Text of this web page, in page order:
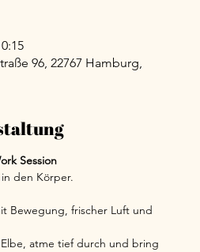
96, 22767 Hamburg,
Session
den Körper.
Bewegung, frischer Luft und
atme tief durch und bring